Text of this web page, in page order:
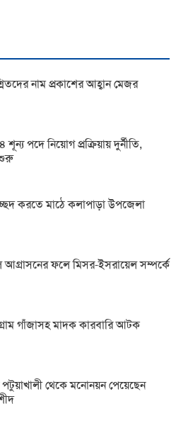
নাম প্রকাশের আহ্বান মেজর
শূন্য পদে নিয়োগ প্রক্রিয়ায় দুর্নীতি,
করতে মাঠে কলাপাড়া উপজেলা
আগ্রাসনের ফলে মিসর-ইসরায়েল সম্পর্কে
গাঁজাসহ মাদক কারবারি আটক
থেকে মনোনয়ন পেয়েছেন